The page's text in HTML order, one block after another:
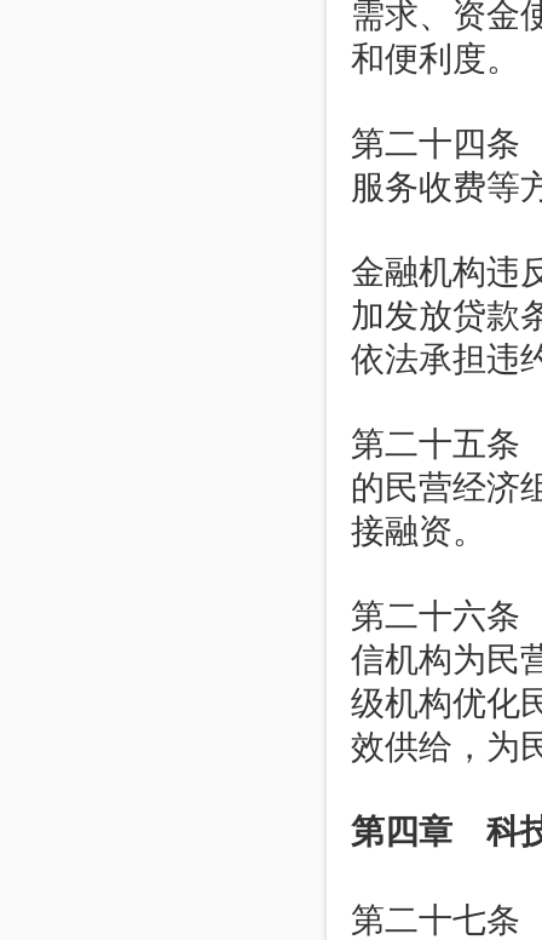
需求、资金
和便利度。
第二十四条
服务收费等
金融机构违
加发放贷款
依法承担违
第二十五条
的民营经济
接融资。
第二十六条
信机构为民
级机构优化
效供给，为
第四章 科
第二十七条